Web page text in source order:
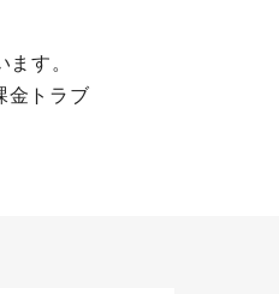
す。
金トラブ